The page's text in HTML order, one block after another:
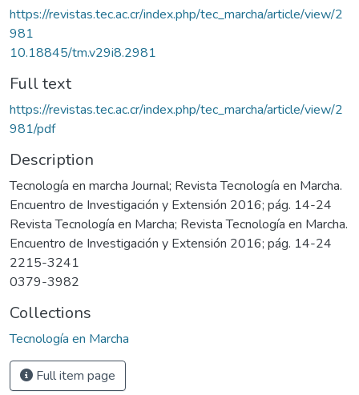
https://revistas.tec.ac.cr/index.php/tec_marcha/article/view/2
981
10.18845/tm.v29i8.2981
Full text
https://revistas.tec.ac.cr/index.php/tec_marcha/article/view/2
981/pdf
Description
Tecnología en marcha Journal; Revista Tecnología en Marcha.
Encuentro de Investigación y Extensión 2016; pág. 14-24
Revista Tecnología en Marcha; Revista Tecnología en Marcha.
Encuentro de Investigación y Extensión 2016; pág. 14-24
2215-3241
0379-3982
Collections
Tecnología en Marcha
Full item page